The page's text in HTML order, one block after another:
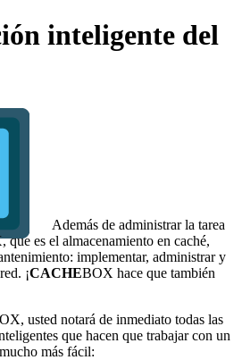
inteligente del
Además de administrar la tarea
que es el almacenamiento en caché,
implementar, administrar y
¡CACHEBOX hace que también
usted notará de inmediato todas las
que hacen que trabajar con un
más fácil: